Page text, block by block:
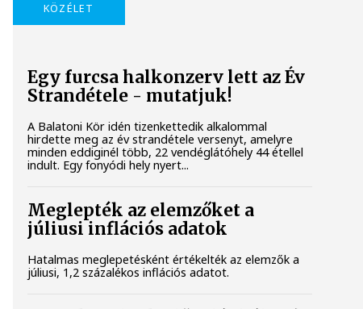
KÖZÉLET
Egy furcsa halkonzerv lett az Év
Strandétele - mutatjuk!
A Balatoni Kör idén tizenkettedik alkalommal
hirdette meg az év strandétele versenyt, amelyre
minden eddiginél több, 22 vendéglátóhely 44 étellel
indult. Egy fonyódi hely nyert...
Meglepték az elemzőket a
júliusi inflációs adatok
Hatalmas meglepetésként értékelték az elemzők a
júliusi, 1,2 százalékos inflációs adatot.